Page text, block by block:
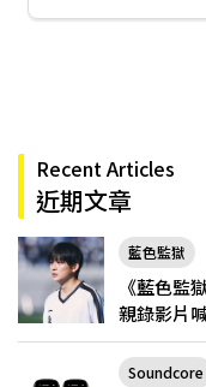
Recent Articles
近期文章
藍色監獄
《藍色監
親錄影片
Soundcore